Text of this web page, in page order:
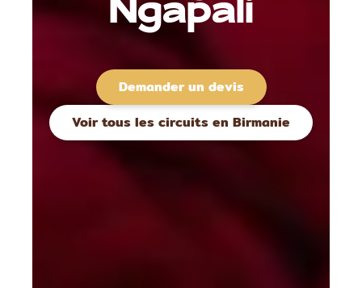
Ngapali
Voir tous les circuits en Birmanie
Demander un devis